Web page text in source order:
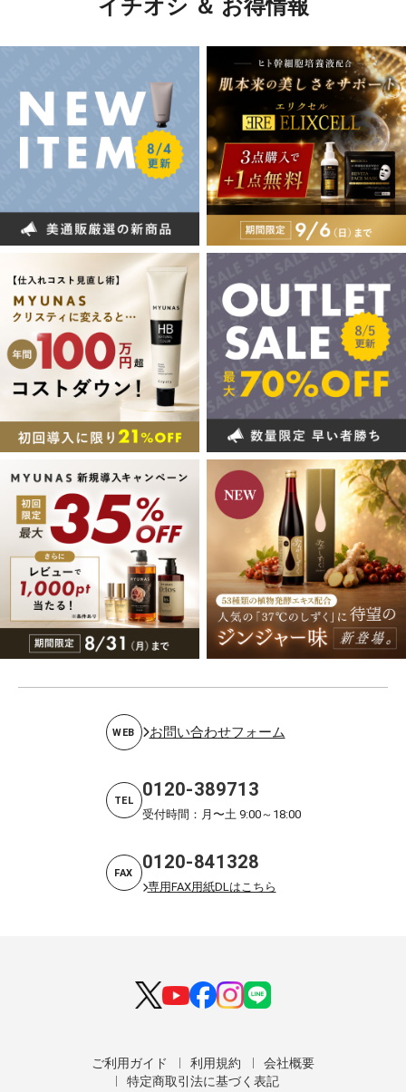
イチオシ ＆ お得情報
WEB お問い合わせフォーム
TEL 0120-389713
受付時間：月〜土 9:00～18:00
FAX 0120-841328
専用FAX用紙DLはこちら
ご利用ガイド 利用規約
会社概要
特定商取引法に基づく表記